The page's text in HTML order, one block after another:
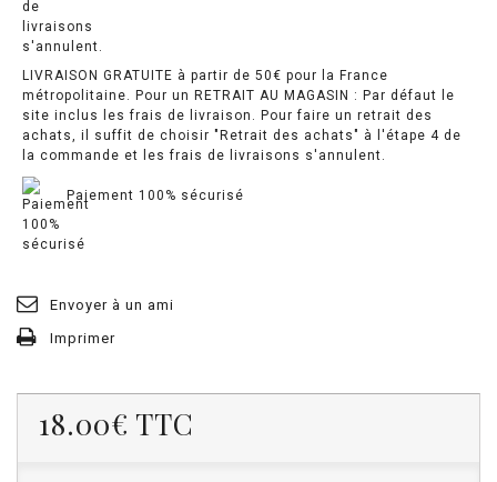
LIVRAISON GRATUITE à partir de 50€ pour la France
métropolitaine. Pour un RETRAIT AU MAGASIN : Par défaut le
site inclus les frais de livraison. Pour faire un retrait des
achats, il suffit de choisir "Retrait des achats" à l'étape 4 de
la commande et les frais de livraisons s'annulent.
Paiement 100% sécurisé
Envoyer à un ami
Imprimer
18.00€ TTC